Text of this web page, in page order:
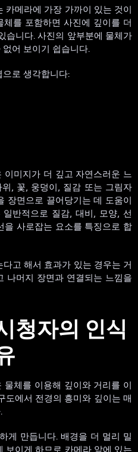
카메라에 가장 가까이 있는 것이
를 포함하면 사진에 깊이를 더
습니다. 사진의 앞부분에 물체가
어 보이기 쉽습니다.
로 생각합니다:
미지가 더 깊고 자연스러운 느
, 꽃, 웅덩이, 질감 또는 그림자
장면으로 끌어당기는 데 도움이
반적으로 질감, 대비, 모양, 선
을 사로잡는 요소를 특징으로 합
고 해서 효과가 있는 경우는 거
나머지 장면과 연결되는 느낌을
청자의 인식
체를 이용해 깊이와 거리를 이
도에서 전경의 흥미와 깊이는 매
게 만듭니다. 배경을 더 멀리 밀
보이게 하므로 카메라 앞에 있는